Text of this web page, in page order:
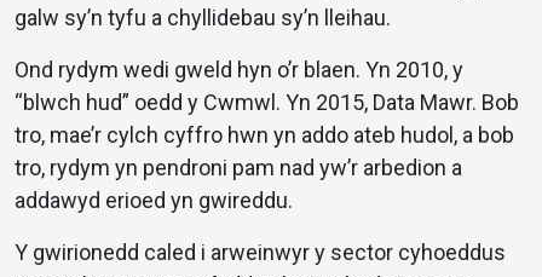
galw sy’n tyfu a chyllidebau sy’n lleihau.
Ond rydym wedi gweld hyn o’r blaen. Yn 2010, y
“blwch hud” oedd y Cwmwl. Yn 2015, Data Mawr. Bob
tro, mae’r cylch cyffro hwn yn addo ateb hudol, a bob
tro, rydym yn pendroni pam nad yw’r arbedion a
addawyd erioed yn gwireddu.
Y gwirionedd caled i arweinwyr y sector cyhoeddus